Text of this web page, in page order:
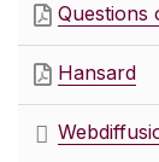
Questions
Hansard